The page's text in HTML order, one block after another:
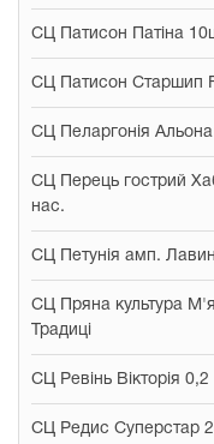
СЦ Патисон Патіна
СЦ Патисон Старшип
СЦ Пеларгонія
СЦ Перець гострий
нас.
СЦ Петунія амп.
СЦ Пряна культура
Традиці
СЦ Ревінь Вікторія 0,2
СЦ Редис Суперстар